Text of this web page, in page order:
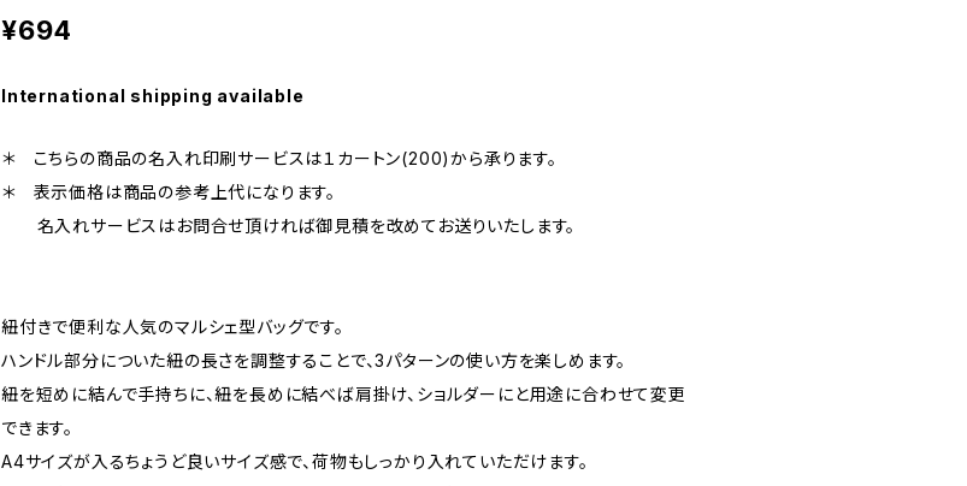
¥694
International shipping available
＊ こちらの商品の名入れ印刷サービスは１カートン(200)から承ります。
＊ 表示価格は商品の参考上代になります。
名入れサービスはお問合せ頂ければ御見積を改めてお送りいたします。
紐付きで便利な人気のマルシェ型バッグです。
ハンドル部分についた紐の長さを調整することで、3パターンの使い方を楽しめます。
紐を短めに結んで手持ちに、紐を長めに結べば肩掛け、ショルダーにと用途に合わせて変更
できます。
A4サイズが入るちょうど良いサイズ感で、荷物もしっかり入れていただけます。